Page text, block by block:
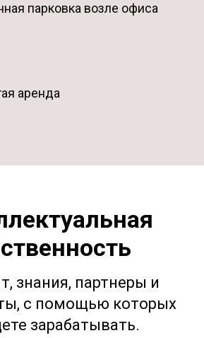
парковка возле офиса
аренда
знания, партнеры и
с помощью которых
зарабатывать.